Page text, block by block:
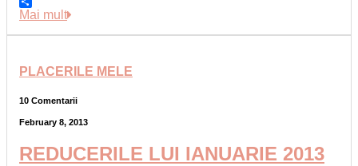
Link
Share
Mai mult
PLACERILE MELE
10 Comentarii
February 8, 2013
REDUCERILE LUI IANUARIE 2013